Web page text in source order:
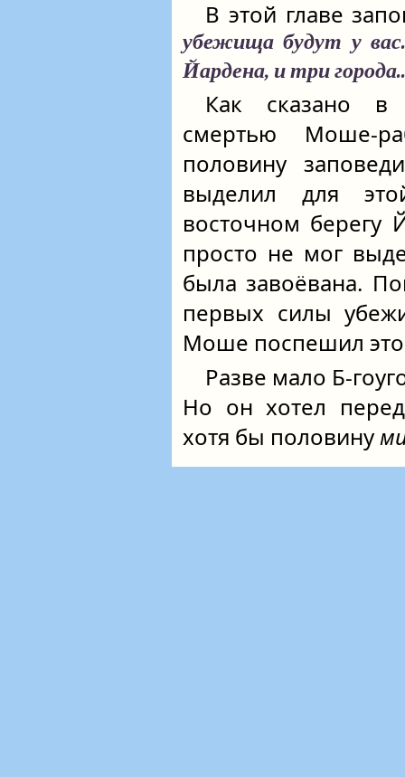
В этой главе
убежища будут у
Йардена, и три
Как сказано в
смертью Моше-
половину
выделил для
восточном берегу
просто не мог
была завоёвана.
первых силы
Моше поспешил это
Разве мало
Но он хотел
хотя бы половину